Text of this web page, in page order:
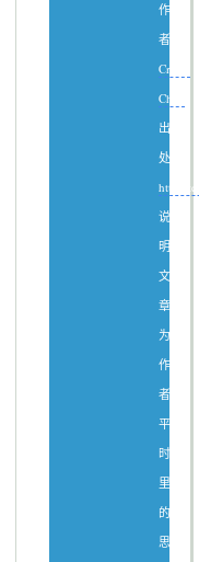
作
者：
Create
Chen
出
处：
http://
说
明：
文
章
为
作
者
平
时
里
的
思